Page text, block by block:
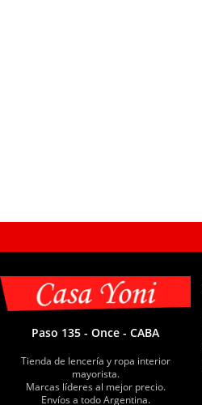
Paso 135 - Once - CABA
Tienda de lencería y ropa interior
mayorista.
Marcas líderes al mejor precio.
Envíos a todo Argentina.